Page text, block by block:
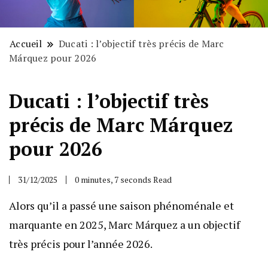
Accueil
Ducati : l’objectif très précis de Marc
Márquez pour 2026
Ducati : l’objectif très
précis de Marc Márquez
pour 2026
31/12/2025 0 minutes, 7 seconds Read
Alors qu’il a passé une saison phénoménale et
marquante en 2025, Marc Márquez a un objectif
très précis pour l’année 2026.